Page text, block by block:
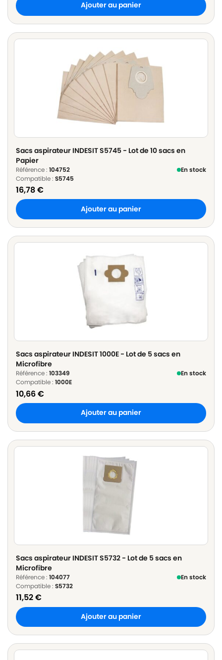
Ajouter au panier
Sacs aspirateur INDESIT S5745 - Lot de 10 sacs en
Papier
Référence : 104752
En stock
Compatible : S5745
16,78€
Ajouter au panier
Sacs aspirateur INDESIT 1000E - Lot de 5 sacs en
Microfibre
Référence : 103349
En stock
Compatible : 1000E
10,66€
Ajouter au panier
Sacs aspirateur INDESIT S5732 - Lot de 5 sacs en
Microfibre
Référence : 104077
En stock
Compatible : S5732
11,52€
Ajouter au panier